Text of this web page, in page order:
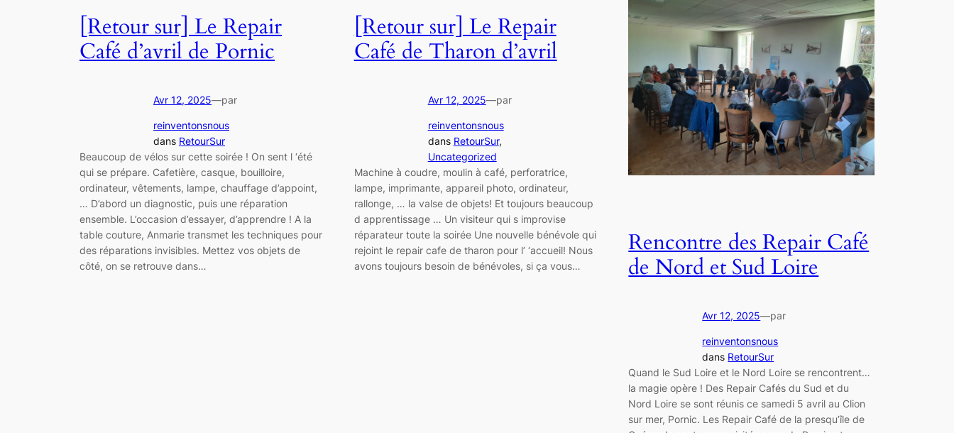
[Retour sur] Le Repair
Café d’avril de Pornic
Avr 12, 2025—par
reinventonsnous
dans RetourSur
Beaucoup de vélos sur cette soirée ! On sent l ‘été
qui se prépare. Cafetière, casque, bouilloire,
ordinateur, vêtements, lampe, chauffage d’appoint,
… D’abord un diagnostic, puis une réparation
ensemble. L’occasion d’essayer, d’apprendre ! A la
table couture, Anmarie transmet les techniques pour
des réparations invisibles. Mettez vos objets de
côté, on se retrouve dans…
[Retour sur] Le Repair
Café de Tharon d’avril
Avr 12, 2025—par
reinventonsnous
dans RetourSur
Uncategorized
Machine à coudre, moulin à café, perforatrice,
lampe, imprimante, appareil photo, ordinateur,
rallonge, … la valse de objets! Et toujours beaucoup
d apprentissage … Un visiteur qui s improvise
réparateur toute la soirée Une nouvelle bénévole qui
rejoint le repair cafe de tharon pour l’ ‘accueil! Nous
avons toujours besoin de bénévoles, si ça vous…
Rencontre des Repair Café
de Nord et Sud Loire
Avr 12, 2025—par
reinventonsnous
dans RetourSur
Quand le Sud Loire et le Nord Loire se rencontrent…
la magie opère ! Des Repair Cafés du Sud et du
Nord Loire se sont réunis ce samedi 5 avril au Clion
sur mer, Pornic. Les Repair Café de la presqu’île de